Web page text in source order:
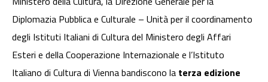
Diplomazia Pubblica e Culturale – Unità per il coordinamento
degli Istituti Italiani di Cultura del Ministero degli Affari
Esteri e della Cooperazione Internazionale e l’Istituto
Italiano di Cultura di Vienna bandiscono la terza edizione